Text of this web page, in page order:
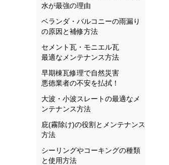
水が最強の理由
ベランダ・バルコニーの雨漏り
の原因と補修方法
セメント瓦・モニエル瓦
最適なメンテナンス方法
早期棟瓦修理で自然災害
悪徳業者の不安を払拭！
大波・小波スレートの最適なメ
ンテナンス方法
庇(霧除け)の役割とメンテナンス
方法
シーリングやコーキングの種類
と使用方法